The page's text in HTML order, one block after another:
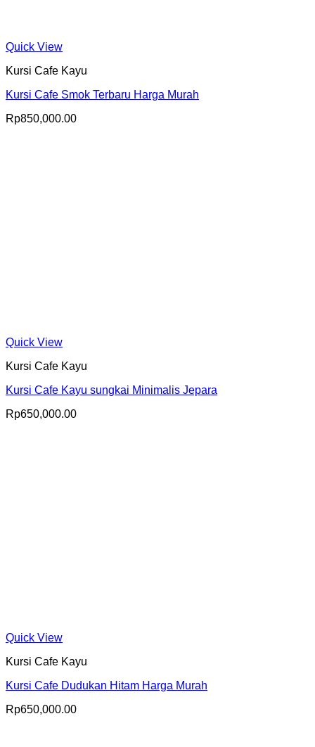
Quick View
Kursi Cafe Kayu
Kursi Cafe Smok Terbaru Harga Murah
Rp850,000.00
Quick View
Kursi Cafe Kayu
Kursi Cafe Kayu sungkai Minimalis Jepara
Rp650,000.00
Quick View
Kursi Cafe Kayu
Kursi Cafe Dudukan Hitam Harga Murah
Rp650,000.00